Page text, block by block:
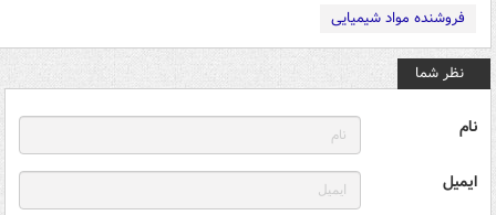
فروشنده مواد شیمیایی
نظر شما
نام
ایمیل